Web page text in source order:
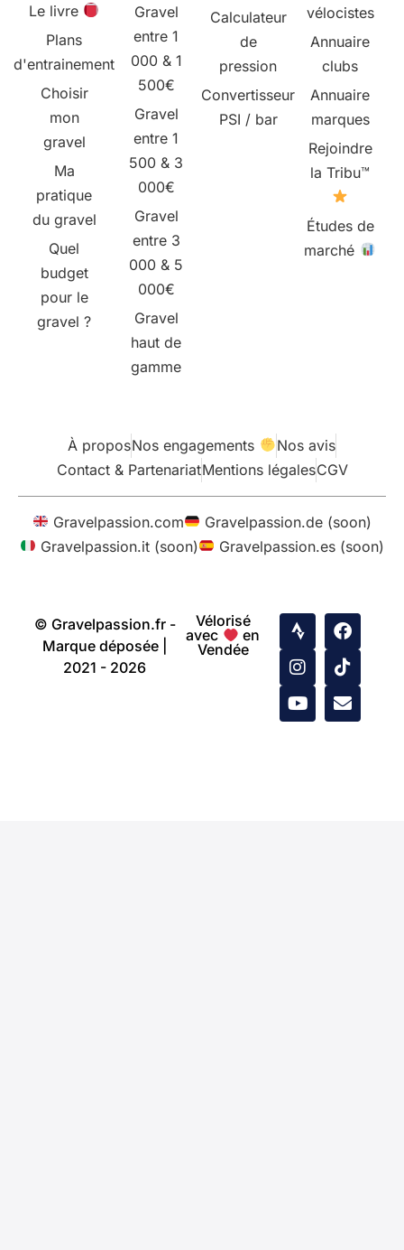
Le livre
Plans
d'entrainement
Choisir
mon
gravel
Ma
pratique
du gravel
Quel
budget
pour le
gravel ?
Gravel
entre 1
000 & 1
500€
Gravel
entre 1
500 & 3
000€
Gravel
entre 3
000 & 5
000€
Gravel
haut de
gamme
Calculateur
de
pression
Convertisseur
PSI / bar
vélocistes
Annuaire
clubs
Annuaire
marques
Rejoindre
la Tribu™
Études de
marché
À proposNos engagements
Nos avis
Contact & PartenariatMentions légalesCGV
Gravelpassion.com
Gravelpassion.de (soon)
Gravelpassion.it (soon)
Gravelpassion.es (soon)
© Gravelpassion.fr -
Marque déposée |
2021 - 2026
Vélorisé
avec
en
Vendée